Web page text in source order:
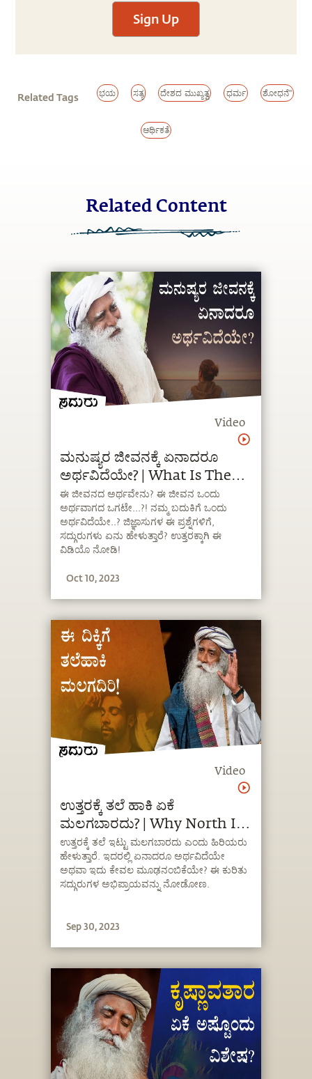
Sign Up
Related Tags ಭಯ ಸತ್ಯ ದೇಶದ ಮುಖ್ಯತ್ವ ಧರ್ಮ ಶೋಧನೆ"
ಆರ್ಥಿಕತೆ
Related Content
Video
ಮನುಷ್ಯರ ಜೀವನಕ್ಕೆ ಏನಾದರೂ
ಅರ್ಥವಿದೆಯೇ? | What Is The
Meaning Of Life? |
Sadhguru Kannada
ಈ ಜೀವನದ ಅರ್ಥವೇನು? ಈ ಜೀವನ ಒಂದು
ಅರ್ಥವಾಗದ ಒಗಟೇ...?! ನಮ್ಮ ಬದುಕಿಗೆ ಒಂದು
ಅರ್ಥವಿದೆಯೇ..? ಜಿಜ್ಞಾಸುಗಳ ಈ ಪ್ರಶ್ನೆಗಳಿಗೆ,
ಸದ್ಗುರುಗಳು ಏನು ಹೇಳುತ್ತಾರೆ? ಉತ್ತರಕ್ಕಾಗಿ ಈ
ವಿಡಿಯೊ ನೋಡಿ!
Oct 10, 2023
Video
ಉತ್ತರಕ್ಕೆ ತಲೆ ಹಾಕಿ ಏಕೆ
ಮಲಗಬಾರದು? | Why North Is
Not The Best Direction To
Sleep | Kannada
ಉತ್ತರಕ್ಕೆ ತಲೆ ಇಟ್ಟು ಮಲಗಬಾರದು ಎಂದು ಹಿರಿಯರು
ಹೇಳುತ್ತಾರೆ. ಇದರಲ್ಲಿ ಏನಾದರೂ ಅರ್ಥವಿದೆಯೇ
ಅಥವಾ ಇದು ಕೇವಲ ಮೂಢನಂಬಿಕೆಯೇ? ಈ ಕುರಿತು
ಸದ್ಗುರುಗಳ ಅಭಿಪ್ರಾಯವನ್ನು ನೋಡೋಣ.
Sep 30, 2023